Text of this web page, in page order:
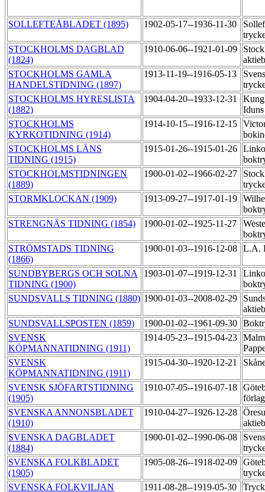
SOLLEFTEÅBLADET (1895) 1902-05-17--1936-11-30
STOCKHOLMS DAGBLAD
(1824)
1910-06-06--1921-01-09
STOCKHOLMS GAMLA
HANDELSTIDNING (1897)
1913-11-19--1916-05-13
STOCKHOLMS HYRESLISTA
(1882)
1904-04-20--1933-12-31
STOCKHOLMS
KYRKOTIDNING (1914)
1914-10-15--1916-12-15
STOCKHOLMS LÄNS
TIDNING (1915)
1915-01-26--1915-01-26
STOCKHOLMSTIDNINGEN
(1889)
1900-01-02--1966-02-27
STORMKLOCKAN (1909)
1913-09-27--1917-01-19
STRENGNÄS TIDNING (1854)
1900-01-02--1925-11-27
STRÖMSTADS TIDNING
(1866)
1900-01-03--1916-12-08 L.A.
SUNDBYBERGS OCH SOLNA
TIDNING (1900)
1903-01-07--1919-12-31
SUNDSVALLS TIDNING (1880) 1900-01-03--2008-02-29
SUNDSVALLSPOSTEN (1859)
1900-01-02--1961-09-30
SVENSK
KÖPMANNATIDNING (1911)
1914-05-23--1915-04-23
SVENSK
KÖPMANNATIDNING (1911)
1915-04-30--1920-12-21
SVENSK SJÖFARTSTIDNING
(1905)
1910-07-05--1916-07-18
SVENSKA ANNONSBLADET
(1910)
1910-04-27--1926-12-28
SVENSKA DAGBLADET
(1884)
1900-01-02--1990-06-08
SVENSKA FOLKBLADET
(1905)
1905-08-26--1918-02-09
SVENSKA FOLKVILJAN
1911-08-28--1919-05-30